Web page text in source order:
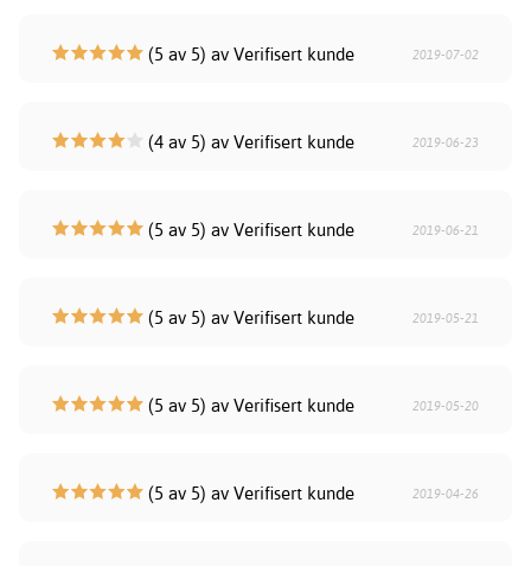
(5 av 5) av Verifisert kunde 2019-07-02
(4 av 5) av Verifisert kunde 2019-06-23
(5 av 5) av Verifisert kunde 2019-06-21
(5 av 5) av Verifisert kunde 2019-05-21
(5 av 5) av Verifisert kunde 2019-05-20
(5 av 5) av Verifisert kunde 2019-04-26